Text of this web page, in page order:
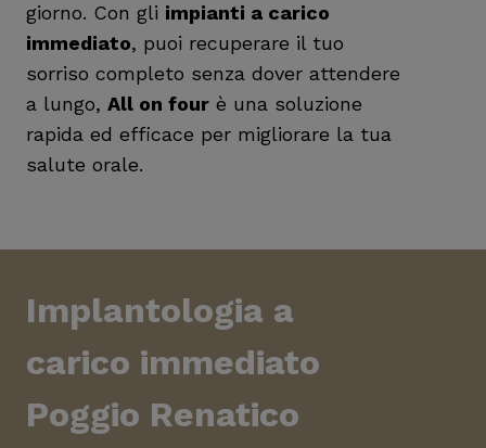
giorno. Con gli impianti a carico
immediato, puoi recuperare il tuo
sorriso completo senza dover attendere
a lungo, All on four è una soluzione
rapida ed efficace per migliorare la tua
salute orale.
Implantologia a
carico immediato
Poggio Renatico